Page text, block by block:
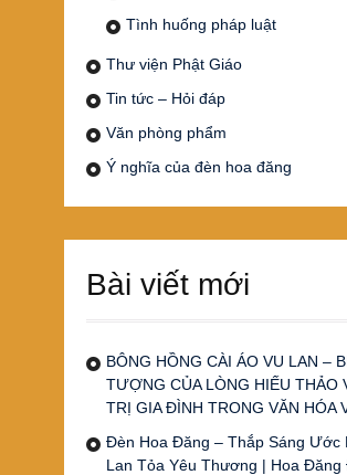
Tình huống pháp luật
Thư viện Phật Giáo
Tin tức – Hỏi đáp
Văn phòng phẩm
Ý nghĩa của đèn hoa đăng
Bài viết mới
BÔNG HỒNG CÀI ÁO VU LAN –
TƯỢNG CỦA LÒNG HIẾU THẢO
TRỊ GIA ĐÌNH TRONG VĂN HÓA
Đèn Hoa Đăng – Thắp Sáng Ước
Lan Tỏa Yêu Thương | Hoa